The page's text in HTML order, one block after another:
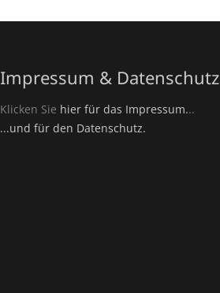
Impressum & Datenschutz
Klicken Sie hier für das Impressum...
...und für den Datenschutz.